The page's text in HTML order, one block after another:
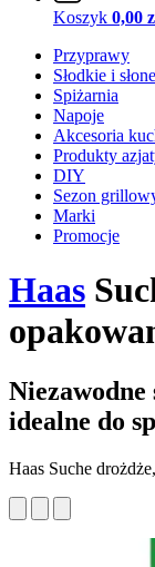
Koszyk 0,00
Przyprawy
Słodkie i słone
Spiżarnia
Napoje
Akcesoria
Produkty
DIY
Sezon
Marki
Promocje
Haas
Niezawodne
idealne do
Haas Suche